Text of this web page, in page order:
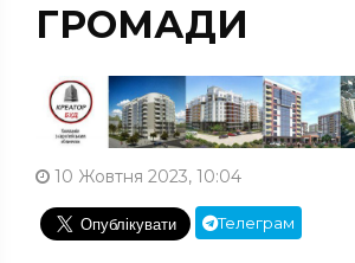
ГРОМАДИ
10 Жовтня 2023, 10:04
Телеграм